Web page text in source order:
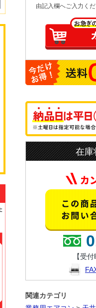
由記入欄へご入力くだ
在庫
【受
関連カテゴリ